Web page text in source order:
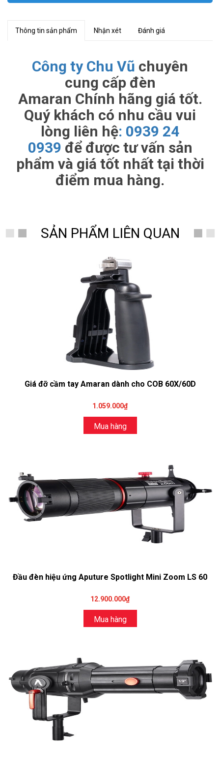
Thông tin sản phẩm Nhận xét Đánh giá
Công ty Chu Vũ chuyên
cung cấp đèn
Amaran Chính hãng giá tốt.
Quý khách có nhu cầu vui
lòng liên hệ: 0939 24
0939 để được tư vấn sản
phẩm và giá tốt nhất tại thời
điểm mua hàng.
SẢN PHẨM LIÊN QUAN
Giá đỡ cầm tay Amaran dành cho COB 60X/60D
1.059.000₫
Mua hàng
Đầu đèn hiệu ứng Aputure Spotlight Mini Zoom LS 60
12.900.000₫
Mua hàng